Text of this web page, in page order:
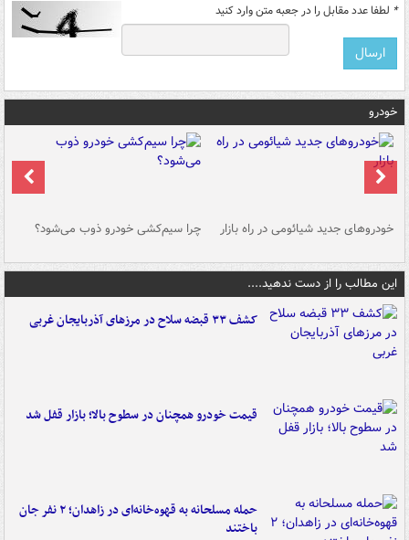
* لطفا عدد مقابل را در جعبه متن وارد کنید
خودرو
خودروهای جدید شیائومی در راه بازار چرا سیم‌کشی خودرو ذوب می‌شود؟
این مطالب را از دست ندهید....
کشف ۳۳ قبضه سلاح در مرزهای آذربایجان غربی
قیمت خودرو همچنان در سطوح بالا؛ بازار قفل شد
حمله مسلحانه به قهوه‌خانه‌ای در زاهدان؛ ۲ نفر جان
باختند